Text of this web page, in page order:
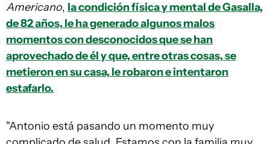
Americano, la condición física y mental de Gasalla,
de 82 años, le ha generado algunos malos
momentos con desconocidos que se han
aprovechado de él y que, entre otras cosas, se
metieron en su casa, le robaron e intentaron
estafarlo.
"Antonio está pasando un momento muy